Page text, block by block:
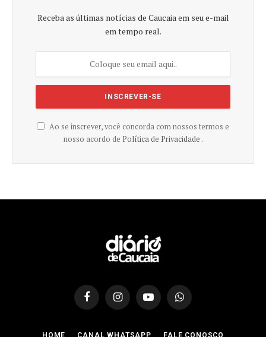
Receba as últimas notícias de Caucaia em seu e-mail
em tempo real.
Ao se inscrever, você concorda com nossos termos e
nosso acordo de Política de Privacidade .
FacebookInstagramYouTubeWhatsApp
HOME CANAL WHATSAPP FALE CONOSCO